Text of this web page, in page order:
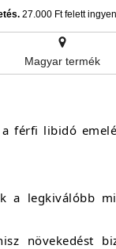
27.000 Ft felett
Magyar termék
férfi libidó
a legkiválóbb
növekedést